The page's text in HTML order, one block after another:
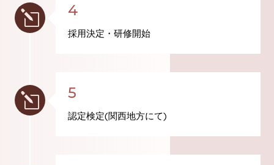
l 4
採用決定・研修開始
l 5
認定検定(関西地方にて)